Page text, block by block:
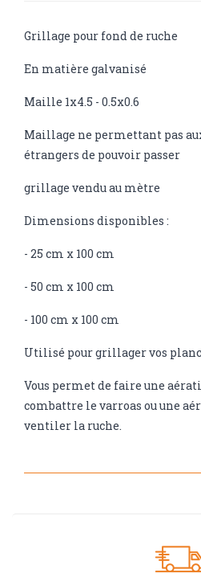
Grillage pour fond de ruche
En matière galvanisé
Maille 1x4.5 - 0.5x0.6
Maillage ne permettant pas
étrangers de pouvoir passer
grillage vendu au mètre
Dimensions disponibles :
- 25 cm x 100 cm
- 50 cm x 100 cm
- 100 cm x 100 cm
Utilisé pour grillager vos
Vous permet de faire une
combattre le varroas ou une
ventiler la ruche.